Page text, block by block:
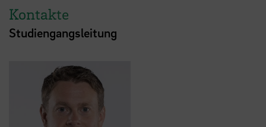
Kontakte
Studiengangsleitung